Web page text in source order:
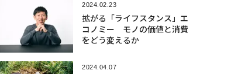
2024.02.23
拡がる「ライフスタンス」エ
コノミー モノの価値と消費
をどう変えるか
2024.04.07